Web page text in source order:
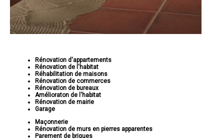
Rénovation d'appartements
Rénovation de l'habitat
Réhabilitation de maisons
Rénovation de commerces
Rénovation de bureaux
Amélioraton de l'habitat
Rénovation de mairie
Garage
Maçonnerie
Rénovation de murs en pierres apparentes
Parement de briques